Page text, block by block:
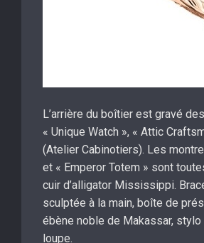
L’arrière du boîtier est gravé
« Unique Watch », « Attic
(Atelier Cabinotiers). Les
et « Emperor Totem » sont
cuir d’alligator Mississippi.
sculptée à la main, boîte de
ébène noble de Makassar,
loupe.